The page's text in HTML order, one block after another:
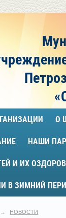
О
НАШИ
И ИХ
В ЗИМНИЙ
→ НОВОСТИ